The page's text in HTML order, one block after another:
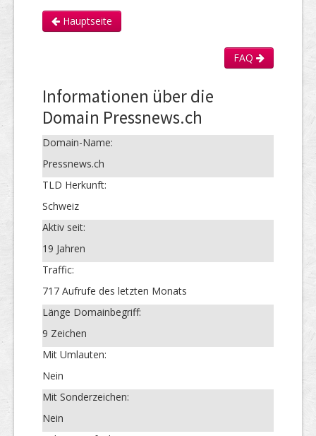
Hauptseite
FAQ
Informationen über die
Domain Pressnews.ch
Domain-Name:
Pressnews.ch
TLD Herkunft:
Schweiz
Aktiv seit:
19 Jahren
Traffic:
717 Aufrufe des letzten Monats
Länge Domainbegriff:
9 Zeichen
Mit Umlauten:
Nein
Mit Sonderzeichen:
Nein